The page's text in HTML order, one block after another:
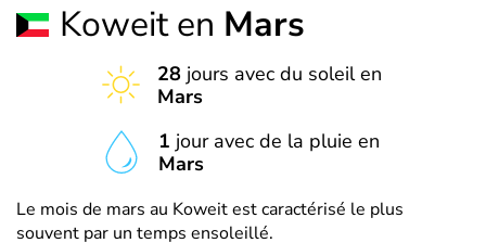
Koweit en Mars
28 jours avec du soleil en
Mars
1 jour avec de la pluie en
Mars
Le mois de mars au Koweit est caractérisé le plus
souvent par un temps ensoleillé.